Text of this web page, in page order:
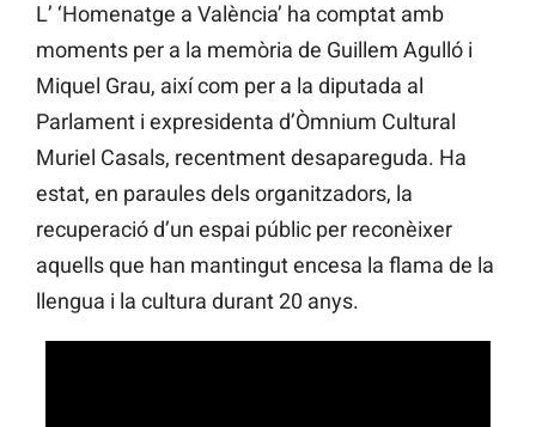
L’ ‘Homenatge a València’ ha comptat amb
moments per a la memòria de Guillem Agulló i
Miquel Grau, així com per a la diputada al
Parlament i expresidenta d’Òmnium Cultural
Muriel Casals, recentment desapareguda. Ha
estat, en paraules dels organitzadors, la
recuperació d’un espai públic per reconèixer
aquells que han mantingut encesa la flama de la
llengua i la cultura durant 20 anys.